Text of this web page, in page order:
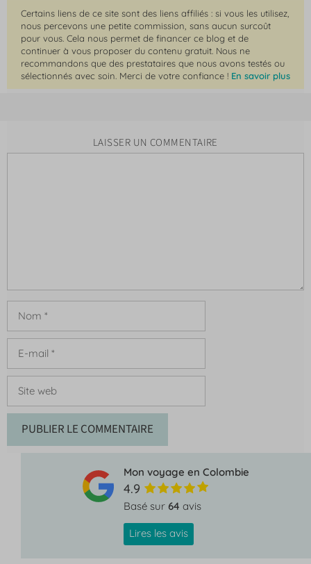
Certains liens de ce site sont des liens affiliés : si vous les utilisez,
nous percevons une petite commission, sans aucun surcoût
pour vous. Cela nous permet de financer ce blog et de
continuer à vous proposer du contenu gratuit. Nous ne
recommandons que des prestataires que nous avons testés ou
sélectionnés avec soin. Merci de votre confiance ! En savoir plus
LAISSER UN COMMENTAIRE
mail
web
Mon voyage en Colombie
4.9
Basé sur 64 avis
Lires les avis